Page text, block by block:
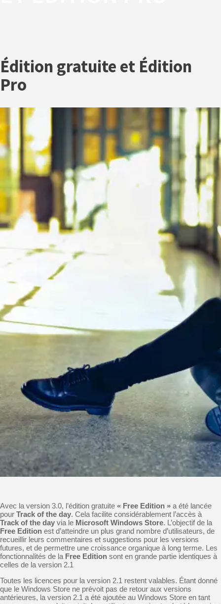
Édition gratuite et Édition
Pro
Avec la version 3.0, l’édition gratuite « Free Edition » a été lancée
pour Track of the day. Cela facilite considérablement l’accès à
Track of the day via le Microsoft Windows Store. L’objectif de la
Free Edition est d’atteindre un plus grand nombre d’utilisateurs, de
recueillir leurs commentaires et suggestions pour les versions
futures, et de permettre une croissance organique à long terme. Les
fonctionnalités de la Free Edition sont en grande partie identiques à
celles de la version 2.1
Toutes les licences pour la version 2.1 restent valables. Étant donné
que le Windows Store ne prévoit pas de retour aux versions
antérieures, la version 2.1 a été ajoutée au Windows Store en tant